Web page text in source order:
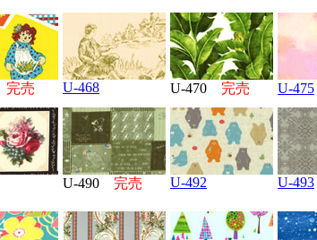
完売 U-468 U-470 完売 U-475
U-490 完売 U-492 U-493